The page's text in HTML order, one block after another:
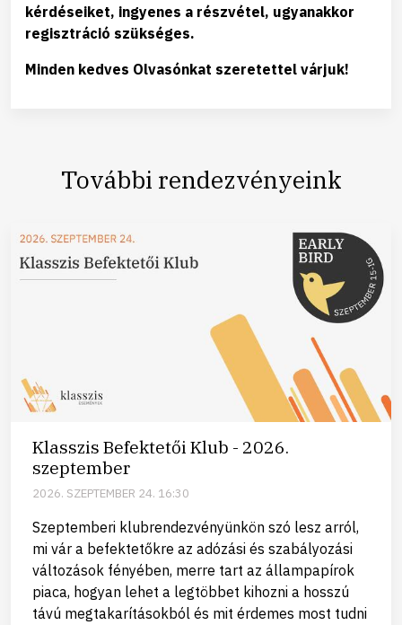
kérdéseiket, ingyenes a részvétel, ugyanakkor
regisztráció szükséges.
Minden kedves Olvasónkat szeretettel várjuk!
További rendezvényeink
Klasszis Befektetői Klub - 2026.
szeptember
2026. SZEPTEMBER 24. 16:30
Szeptemberi klubrendezvényünkön szó lesz arról,
mi vár a befektetőkre az adózási és szabályozási
változások fényében, merre tart az állampapírok
piaca, hogyan lehet a legtöbbet kihozni a hosszú
távú megtakarításokból és mit érdemes most tudni